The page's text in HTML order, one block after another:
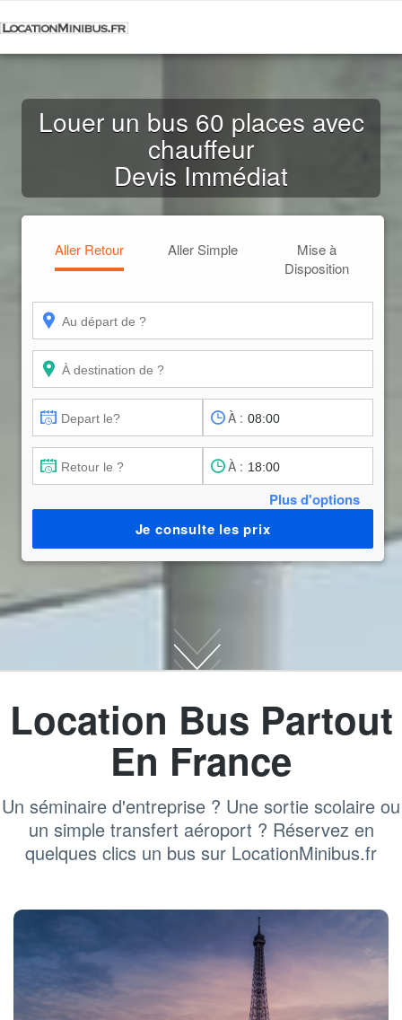
Louer un bus 60 places avec
chauffeur
Devis Immédiat
Aller Retour Aller Simple
Mise à
Disposition
À :
À :
Plus d'options
Je consulte les prix
Location Bus Partout
En France
Un séminaire d'entreprise ? Une sortie scolaire ou
un simple transfert aéroport ? Réservez en
quelques clics un bus sur LocationMinibus.fr